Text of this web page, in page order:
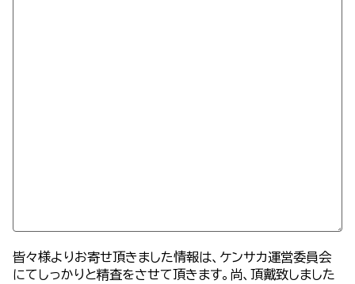
皆々様よりお寄せ頂きました情報は、ケンサカ運営委員会
にてしっかりと精査をさせて頂きます。尚、頂戴致しました